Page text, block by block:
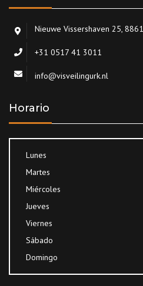
Nieuwe Vissershaven 25,
+31 0517 41 3011
info@visveilingurk.nl
Horario
Lunes
Martes
Miércoles
Jueves
Viernes
Sábado
Domingo